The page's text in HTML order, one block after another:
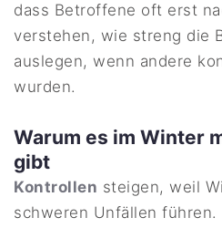
dass Betroffene oft erst
verstehen, wie streng die
auslegen, wenn andere
wurden.
Warum es im Winter
gibt
Kontrollen steigen, weil
schweren Unfällen führen.